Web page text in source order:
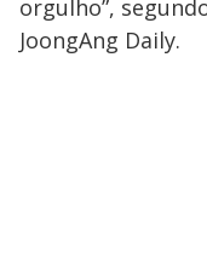
orgulho”,
JoongAng Daily.